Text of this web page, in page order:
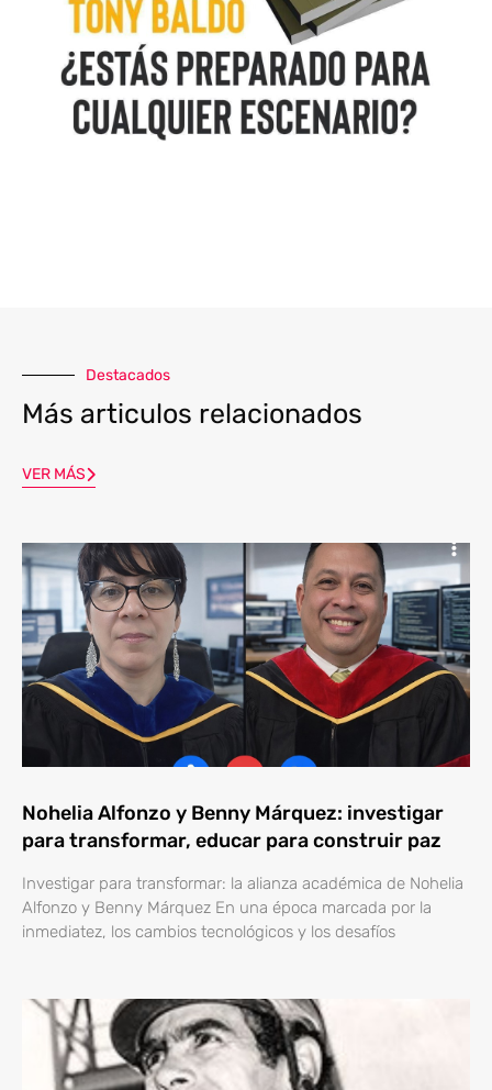
Destacados
Más articulos relacionados
VER MÁS
Nohelia Alfonzo y Benny Márquez: investigar
para transformar, educar para construir paz
Investigar para transformar: la alianza académica de Nohelia
Alfonzo y Benny Márquez En una época marcada por la
inmediatez, los cambios tecnológicos y los desafíos